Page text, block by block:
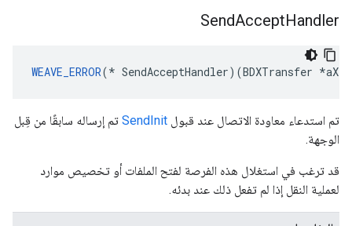
SendAcceptHandler
WEAVE_ERROR(* SendAcceptHandler)(BDXTransfer
تم استدعاء معاودة الاتصال عند قبول SendInit تم إرساله سابقًا من قِبل
الوجهة.
قد ترغب في استغلال هذه الفرصة لفتح الملفات أو تخصيص موارد
لعملية النقل إذا لم تفعل ذلك عند بدئه.